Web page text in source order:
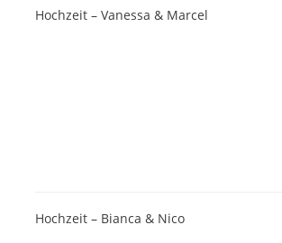
Hochzeit – Vanessa & Marcel
Hochzeit – Bianca & Nico